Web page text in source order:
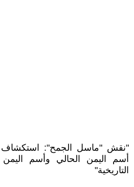
"نقش "ماسل الجمح": استكشاف
أسم اليمن الحالي وأسم
التاريخية"